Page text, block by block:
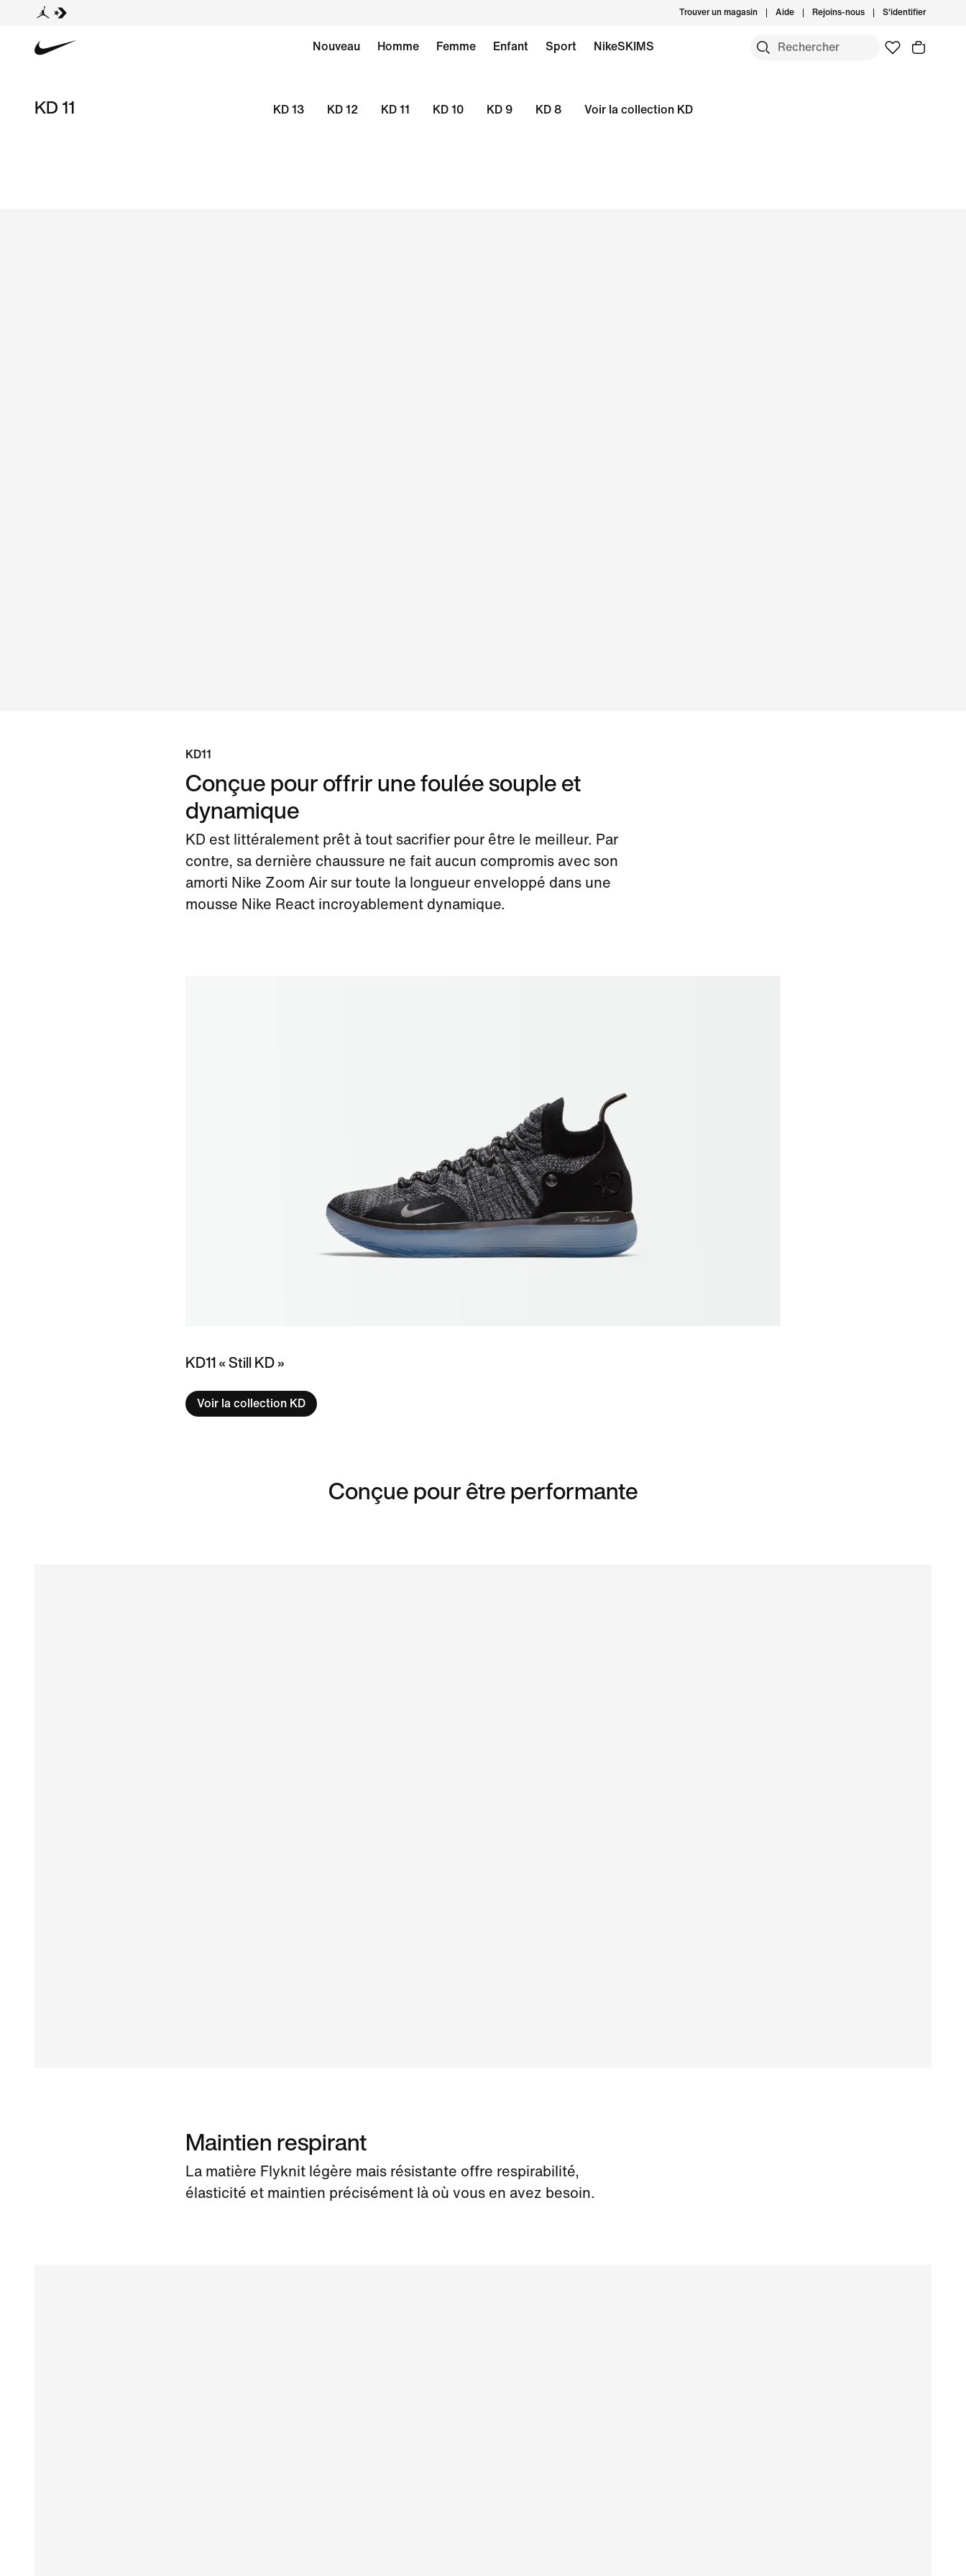
Trouver un magasin Aide Rejoins-nous S'identifier
Nouveau Homme Femme Enfant Sport NikeSKIMS
KD 11 KD 13 KD 12 KD 11 KD 10 KD 9 KD 8 Voir la collection KD
KD11
Conçue pour offrir une foulée souple et
dynamique
KD est littéralement prêt à tout sacrifier pour être le meilleur. Par
contre, sa dernière chaussure ne fait aucun compromis avec son
amorti Nike Zoom Air sur toute la longueur enveloppé dans une
mousse Nike React incroyablement dynamique.
KD11 « Still KD »
Voir la collection KD
Conçue pour être performante
Maintien respirant
La matière Flyknit légère mais résistante offre respirabilité,
élasticité et maintien précisément là où vous en avez besoin.